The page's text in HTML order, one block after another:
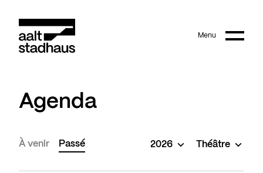
Main content Menu
Agenda
À venir Passé 2026 Théâtre